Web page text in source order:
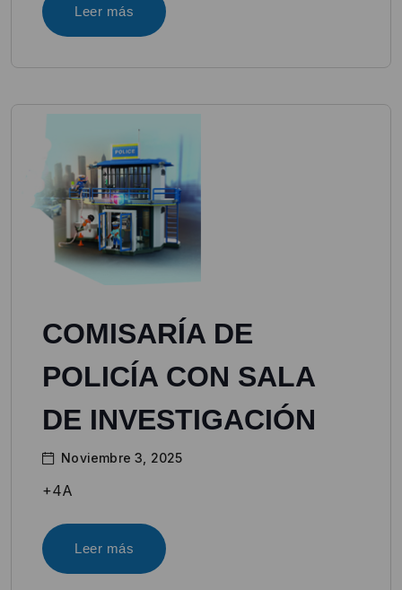
Leer más
COMISARÍA DE
POLICÍA CON SALA
DE INVESTIGACIÓN
Noviembre 3, 2025
+4A
Leer más